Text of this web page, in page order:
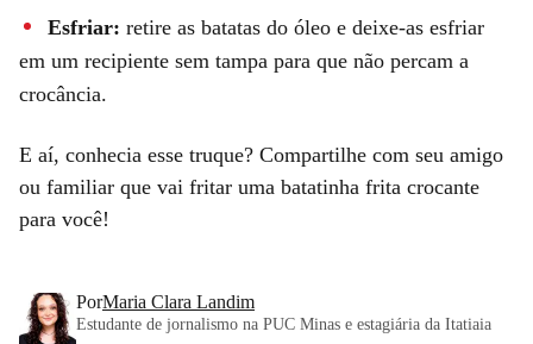
Esfriar: retire as batatas do óleo e deixe-as esfriar
em um recipiente sem tampa para que não percam a
crocância.
E aí, conhecia esse truque? Compartilhe com seu amigo
ou familiar que vai fritar uma batatinha frita crocante
para você!
PorMaria Clara Landim
Estudante de jornalismo na PUC Minas e estagiária da Itatiaia